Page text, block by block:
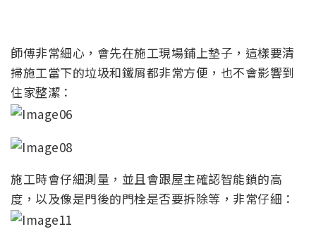
師傅非常細心，會先在施工現場鋪上墊子，這樣要清
掃施工當下的垃圾和鐵屑都非常方便，也不會影響到
住家整潔：
施工時會仔細測量，並且會跟屋主確認智能鎖的高
度，以及像是門後的門栓是否要拆除等，非常仔細：